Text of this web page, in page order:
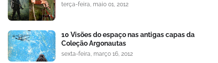
terça-feira, maio 01, 2012
10 Visões do espaço nas antigas capas da
Coleção Argonautas
sexta-feira, março 16, 2012